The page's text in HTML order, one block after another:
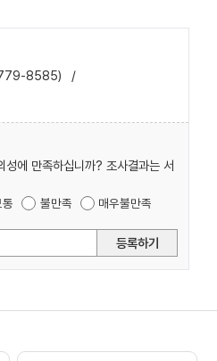
8585)
/
성에 만족하십니까? 조사결과는 서
통 불만족 매우불만족
등록하기